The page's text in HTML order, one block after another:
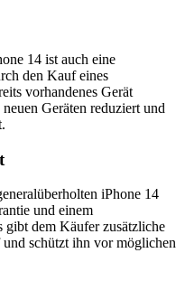
14 ist auch eine
den Kauf eines
vorhandenes Gerät
Geräten reduziert und
iPhone 14
und einem
gibt dem Käufer zusätzliche
schützt ihn vor möglichen